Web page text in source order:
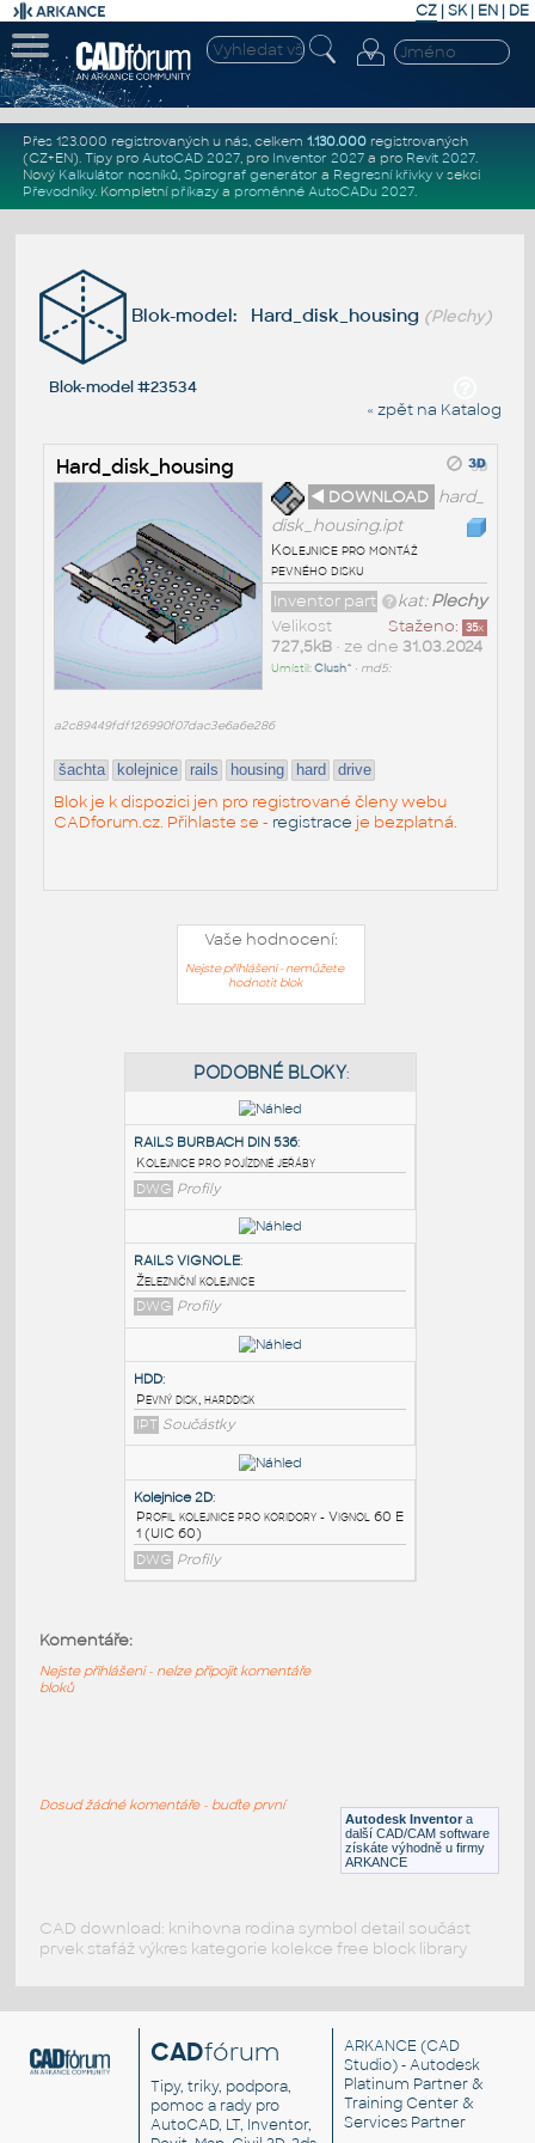
CZ | SK| EN | DE
Přes 123.000 registrovaných u nás, celkem 1.130.000registrovaných
(CZ+EN). Tipy pro AutoCAD 2027, pro Inventor 2027a pro Revit 2027.
Nový Kalkulátor nosníků, Spirograf generátor a Regresní křivkyv sekci
Převodníky. Kompletní příkazya proměnné AutoCADu 2027.
Blok-model: Hard_disk_housing (Plechy)
Blok-model #23534
« zpět na Katalog
Hard_disk_housing
◄ DOWNLOAD hard_
disk_housing.ipt
Kolejnice pro montáž
pevného disku
kat:Plechy
Inventor part
Staženo: 35x
Velikost
727,5kB• ze dne 31.03.2024
Umístil:Clush^ • md5:
a2c89449fdf126990f07dac3e6a6e286
šachta kolejnice rails housing hard drive
Blok je k dispozici jen pro registrované členy webu
CADforum.cz. Přihlaste se - registrace je bezplatná.
Vaše hodnocení:
Nejste přihlášeni - nemůžete
hodnotit blok
PODOBNÉ BLOKY
RAILS BURBACH DIN 536
Kolejnice pro pojízdné jeřáby
DWG Profily
RAILS VIGNOLE:
Železniční kolejnice
DWG
IPT Součástky
1 (UIC 60)
Autodesk Inventor a
další CAD/CAM software
získáte výhodně u firmy
ARKANCE
Komentáře:
Nejste přihlášeni - nelze připojit komentáře
bloků
Dosud žádné komentáře - buďte první
CAD download: knihovna rodina symbol detail součást
prvek stafáž výkres kategorie kolekce free block library
CADfórum
Tipy, triky, podpora,
pomoc a rady pro
AutoCAD, LT, Inventor,
ARKANCE (CAD
Studio) - Autodesk
Platinum Partner &
Training Center &
Services Partner